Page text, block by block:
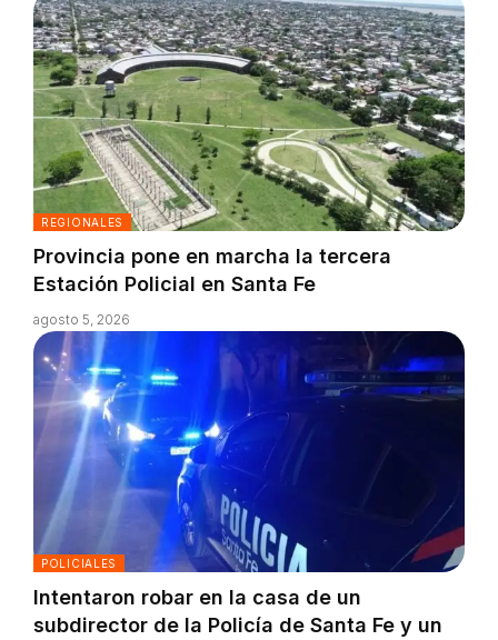
REGIONALES
Provincia pone en marcha la tercera
Estación Policial en Santa Fe
agosto 5, 2026
POLICIALES
Intentaron robar en la casa de un
subdirector de la Policía de Santa Fe y un